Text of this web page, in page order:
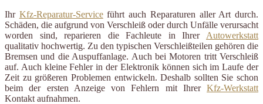
Ihr Kfz-Reparatur-Serviceführt auch Reparaturen aller Art durch.
Schäden, die aufgrund von Verschleiß oder durch Unfälle verursacht
worden sind, reparieren die Fachleute in Ihrer Autowerkstatt
qualitativ hochwertig. Zu den typischen Verschleißteilen gehören die
Bremsen und die Auspuffanlage. Auch bei Motoren tritt Verschleiß
auf. Auch kleine Fehler in der Elektronik können sich im Laufe der
Zeit zu größeren Problemen entwickeln. Deshalb sollten Sie schon
beim der ersten Anzeige von Fehlern mit Ihrer Kfz-Werkstatt
Kontakt aufnahmen.